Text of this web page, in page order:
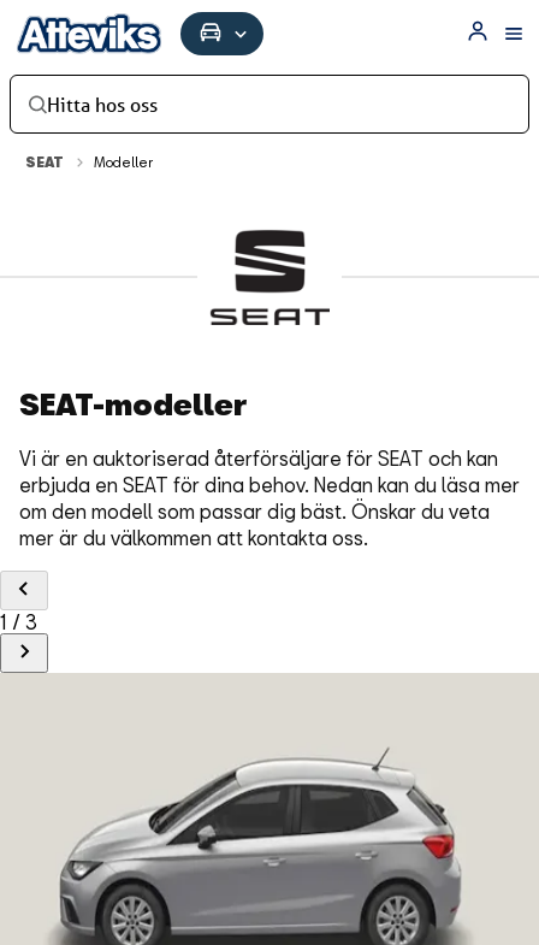
Hitta hos oss
SEAT Modeller
SEAT-modeller
Vi är en auktoriserad återförsäljare för SEAT och kan
erbjuda en SEAT för dina behov. Nedan kan du läsa mer
om den modell som passar dig bäst. Önskar du veta
mer är du välkommen att kontakta oss.
1 / 3